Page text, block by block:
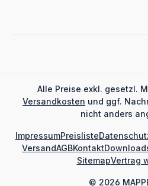
Alle Preise exkl. gesetzl.
Versandkosten und ggf.
nicht anders
© 2026
ImpressumPreisliste
VersandAGBKontakt
SitemapVertrag